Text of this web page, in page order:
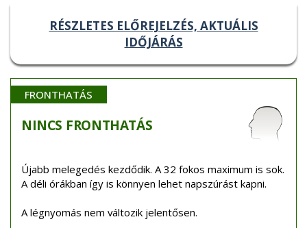
RÉSZLETES ELŐREJELZÉS, AKTUÁLIS
IDŐJÁRÁS
FRONTHATÁS
NINCS FRONTHATÁS
Újabb melegedés kezdődik. A 32 fokos maximum is sok.
A déli órákban így is könnyen lehet napszúrást kapni.
A légnyomás nem változik jelentősen.